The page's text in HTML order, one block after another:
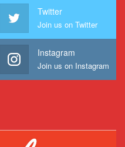
Twitter
Join us on Twitter
Instagram
Join us on Instagram